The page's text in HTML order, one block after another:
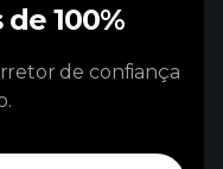
100%
de confiança